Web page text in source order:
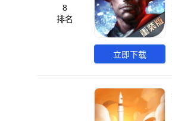
8
排名
立即下载